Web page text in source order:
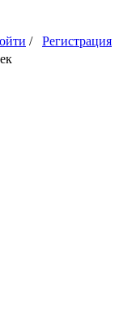
/ Регистрация